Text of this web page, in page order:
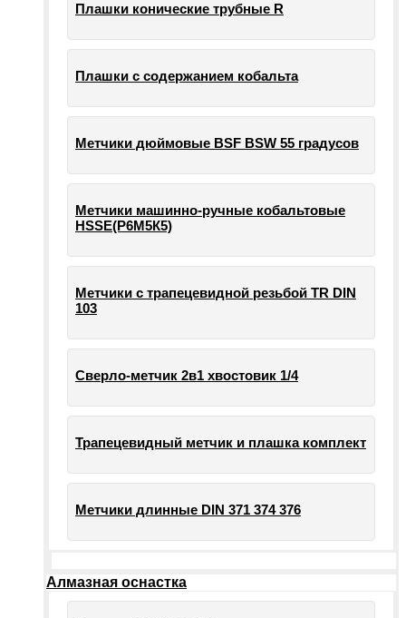
Плашки конические трубные R
Плашки с содержанием кобальта
Метчики дюймовые BSF BSW 55 градусов
Метчики машинно-ручные кобальтовые
HSSE(Р6М5К5)
Метчики с трапецевидной резьбой TR DIN
103
Сверло-метчик 2в1 хвостовик 1/4
Трапецевидный метчик и плашка комплект
Метчики длинные DIN 371 374 376
Алмазная оснастка